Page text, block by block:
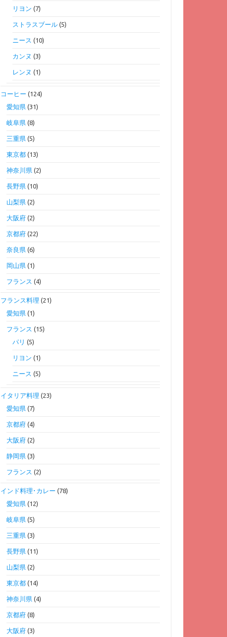
リヨン (7)
ストラスブール(5)
ニース (10)
カンヌ (3)
レンヌ (1)
コーヒー (124)
愛知県(31)
岐阜県(8)
三重県(5)
東京都(13)
神奈川県(2)
長野県(10)
山梨県(2)
大阪府(2)
京都府(22)
奈良県(6)
岡山県(1)
フランス (4)
フランス料理 (21)
愛知県(1)
フランス (15)
パリ (5)
リヨン (1)
ニース (5)
イタリア料理 (23)
愛知県(7)
京都府(4)
大阪府(2)
静岡県(3)
フランス (2)
インド料理･カレー (78)
愛知県(12)
岐阜県(5)
三重県(3)
長野県(11)
山梨県(2)
東京都(14)
神奈川県(4)
京都府(8)
大阪府(3)